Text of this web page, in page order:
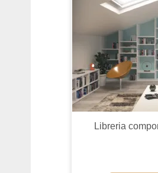
Libreria